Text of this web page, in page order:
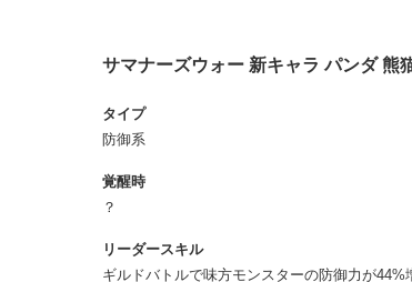
サマナーズウォー 新キャラ パンダ 熊
タイプ
防御系
覚醒時
？
リーダースキル
ギルドバトルで味方モンスターの防御力が44%